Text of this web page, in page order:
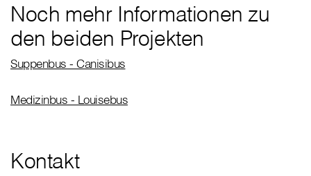
Noch mehr Informationen zu
den beiden Projekten
Suppenbus - Canisibus
Medizinbus - Louisebus
Kontakt